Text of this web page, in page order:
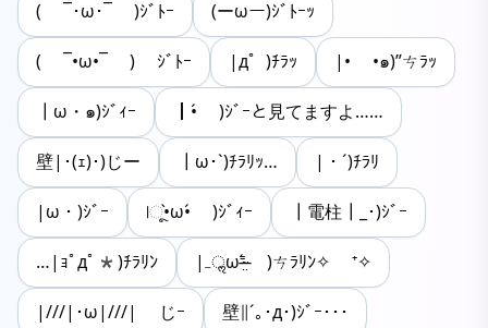
( ¯･ω･¯ )ｼﾞﾄｰ (ーωー)ｼﾞﾄｰｯ
( ¯•ω•¯ ) ｼﾞﾄｰ ‬|д゜)ﾁﾗｯ |• •๑)”ㄘﾗｯ
┃ω・๑)ｼﾞｨｰ ┃•́ )ｼﾞｰと見てますよ……
壁|･(ｪ)･)じー ┃ω･`)ﾁﾗﾘｯ… |・´)ﾁﾗﾘ
|ω・)ｼﾞｰ |ૂ•̀ω•́ )ｼﾞｨｰ ┃電柱┃_･)ｼﾞｰ
…|ｮﾟдﾟ*)ﾁﾗﾘﾝ |₋ॢω⁼̴̶̤́ )ㄘﾗﾘﾝ✧ ⁺✧
|///|･ω|///| じｰ 壁∥´｡･д･)ｼﾞｰ･･･